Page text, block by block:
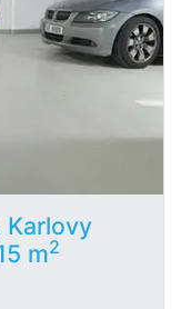
Karlovy
m2